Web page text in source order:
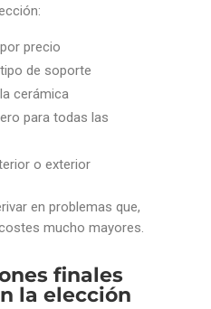
precio
de soporte
cerámica
para todas las
o exterior
en problemas que,
mucho mayores.
finales
la elección